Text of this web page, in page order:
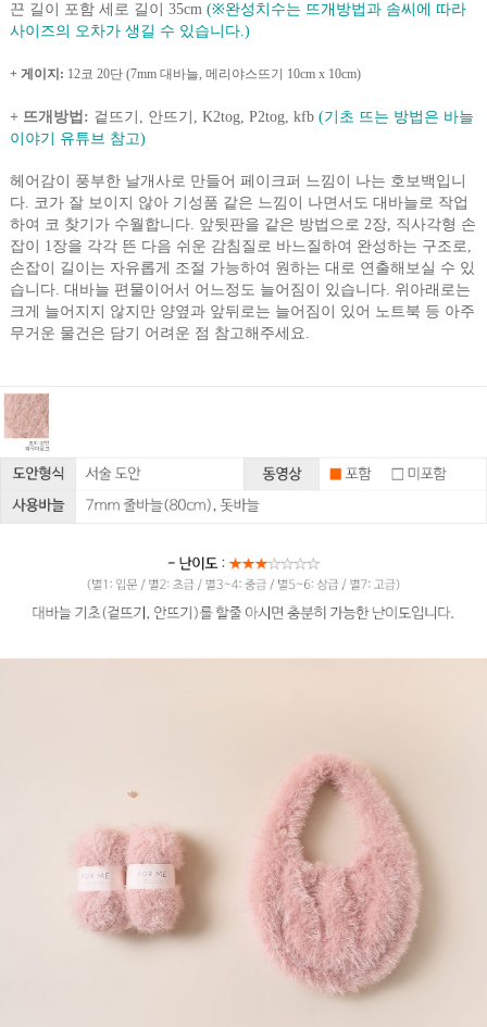
끈 길이 포함 세로 길이 35cm (※완성치수는 뜨개방법과 솜씨에 따라
사이즈의 오차가 생길 수 있습니다.)
+ 게이지: 12코 20단 (7mm 대바늘, 메리야스뜨기 10cm x 10cm)
+ 뜨개방법: 겉뜨기, 안뜨기, K2tog, P2tog, kfb (기초 뜨는 방법은 바늘
이야기 유튜브 참고)
헤어감이 풍부한 날개사로 만들어 페이크퍼 느낌이 나는 호보백입니
다. 코가 잘 보이지 않아 기성품 같은 느낌이 나면서도 대바늘로 작업
하여 코 찾기가 수월합니다. 앞뒷판을 같은 방법으로 2장, 직사각형 손
잡이 1장을 각각 뜬 다음 쉬운 감침질로 바느질하여 완성하는 구조로,
손잡이 길이는 자유롭게 조절 가능하여 원하는 대로 연출해보실 수 있
습니다. 대바늘 편물이어서 어느정도 늘어짐이 있습니다. 위아래로는
크게 늘어지지 않지만 양옆과 앞뒤로는 늘어짐이 있어 노트북 등 아주
무거운 물건은 담기 어려운 점 참고해주세요.